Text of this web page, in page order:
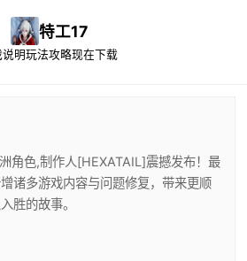
特工17
明玩法攻略现在下载
角色,制作人[HEXATAIL]震撼发布！最
诸多游戏内容与问题修复，带来更顺
胜的故事。